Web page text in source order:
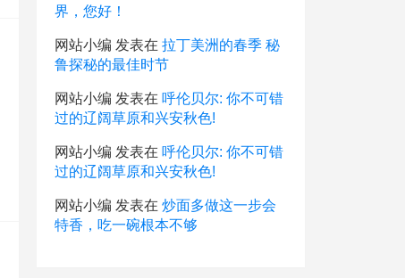
界，您好！
网站小编 发表在 拉丁美洲的春季 秘
鲁探秘的最佳时节
网站小编 发表在 呼伦贝尔: 你不可错
过的辽阔草原和兴安秋色!
网站小编 发表在 呼伦贝尔: 你不可错
过的辽阔草原和兴安秋色!
网站小编 发表在 炒面多做这一步会
特香，吃一碗根本不够